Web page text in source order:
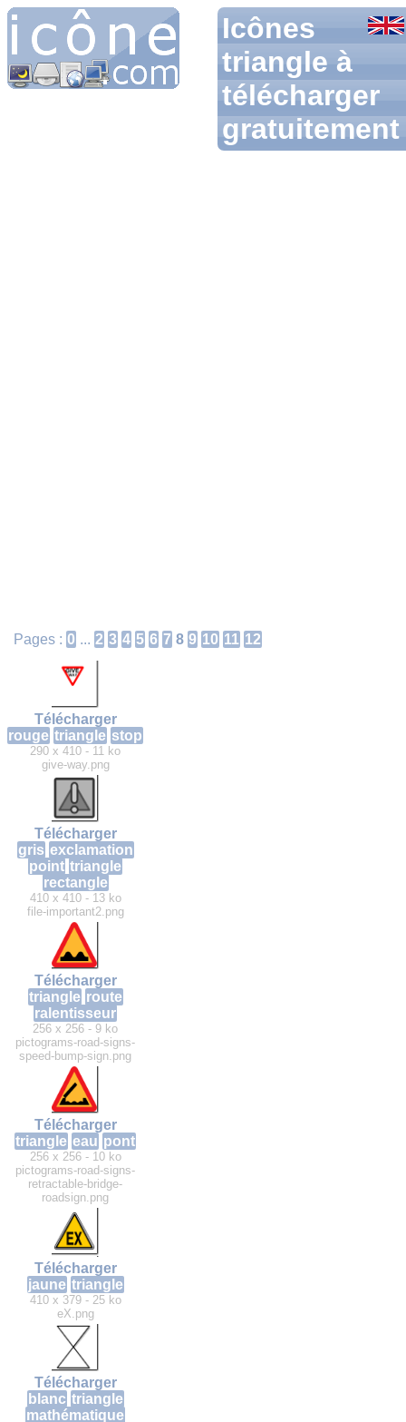
Icônes
triangle à
télécharger
gratuitement
Pages : 0 ... 2 3 4 5 6 7 8 9 10 11 12
Télécharger
rouge triangle stop
290 x 410 - 11 ko
give-way.png
Télécharger
gris exclamation
point triangle
rectangle
410 x 410 - 13 ko
file-important2.png
Télécharger
triangle route
ralentisseur
256 x 256 - 9 ko
pictograms-road-signs-
speed-bump-sign.png
Télécharger
triangle eau pont
256 x 256 - 10 ko
pictograms-road-signs-
retractable-bridge-
roadsign.png
Télécharger
jaune triangle
410 x 379 - 25 ko
eX.png
Télécharger
blanc triangle
mathématique